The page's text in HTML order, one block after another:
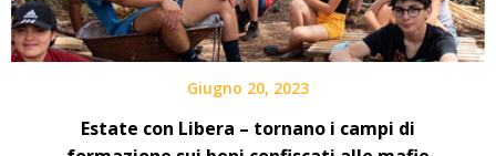
Giugno 20, 2023
Estate con Libera – tornano i campi di